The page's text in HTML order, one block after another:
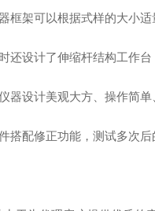
框架可以根据式样的大小适
还设计了伸缩杆结构工作
器设计美观大方、操作简单
搭配修正功能，测试多次